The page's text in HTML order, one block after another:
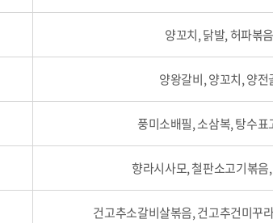
양꼬치, 닭발, 허파볶음
양왕갈비, 양꼬치, 양전
풍미소배필, 소삼복, 탕수표
향라시사모, 철판소고기볶음
건고추소갈비살볶음, 건고추건미꾸